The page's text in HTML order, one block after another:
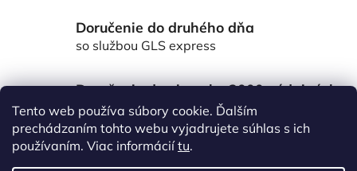
Tento web používa súbory cookie. Ďalším
prechádzaním tohto webu vyjadrujete súhlas s ich
používaním. Viac informáciítu.
á
d
c
e
p
r
Doručenie do druhého dňa
so službou GLS express
Doručenie do viac ako 3000 výdajných
miest Packeta
po celom Slovensku